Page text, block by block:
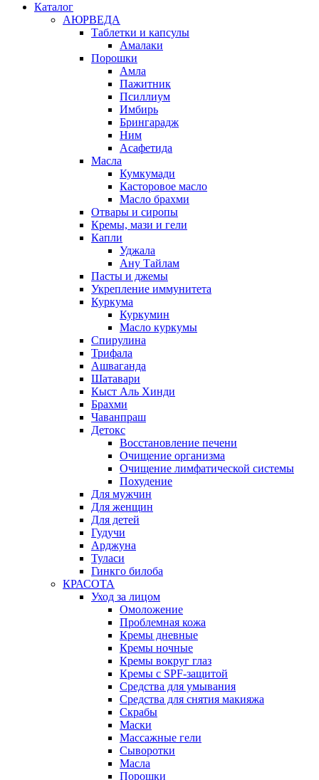
Каталог
АЮРВЕДА
Таблетки и капсулы
Амалаки
Порошки
Амла
Пажитник
Псиллиум
Имбирь
Брингарадж
Ним
Асафетида
Масла
Кумкумади
Касторовое масло
Масло брахми
Отвары и сиропы
Кремы, мази и гели
Капли
Уджала
Ану Тайлам
Пасты и джемы
Укрепление иммунитета
Куркума
Куркумин
Масло куркумы
Спирулина
Трифала
Ашваганда
Шатавари
Кыст Аль Хинди
Брахми
Чаванпраш
Детокс
Восстановление печени
Очищение организма
Очищение лимфатической системы
Похудение
Для мужчин
Для женщин
Для детей
Гудучи
Арджуна
Туласи
Гинкго билоба
КРАСОТА
Уход за лицом
Омоложение
Проблемная кожа
Кремы дневные
Кремы ночные
Кремы вокруг глаз
Кремы с SPF-защитой
Средства для умывания
Средства для снятия макияжа
Скрабы
Маски
Массажные гели
Сыворотки
Масла
Порошки